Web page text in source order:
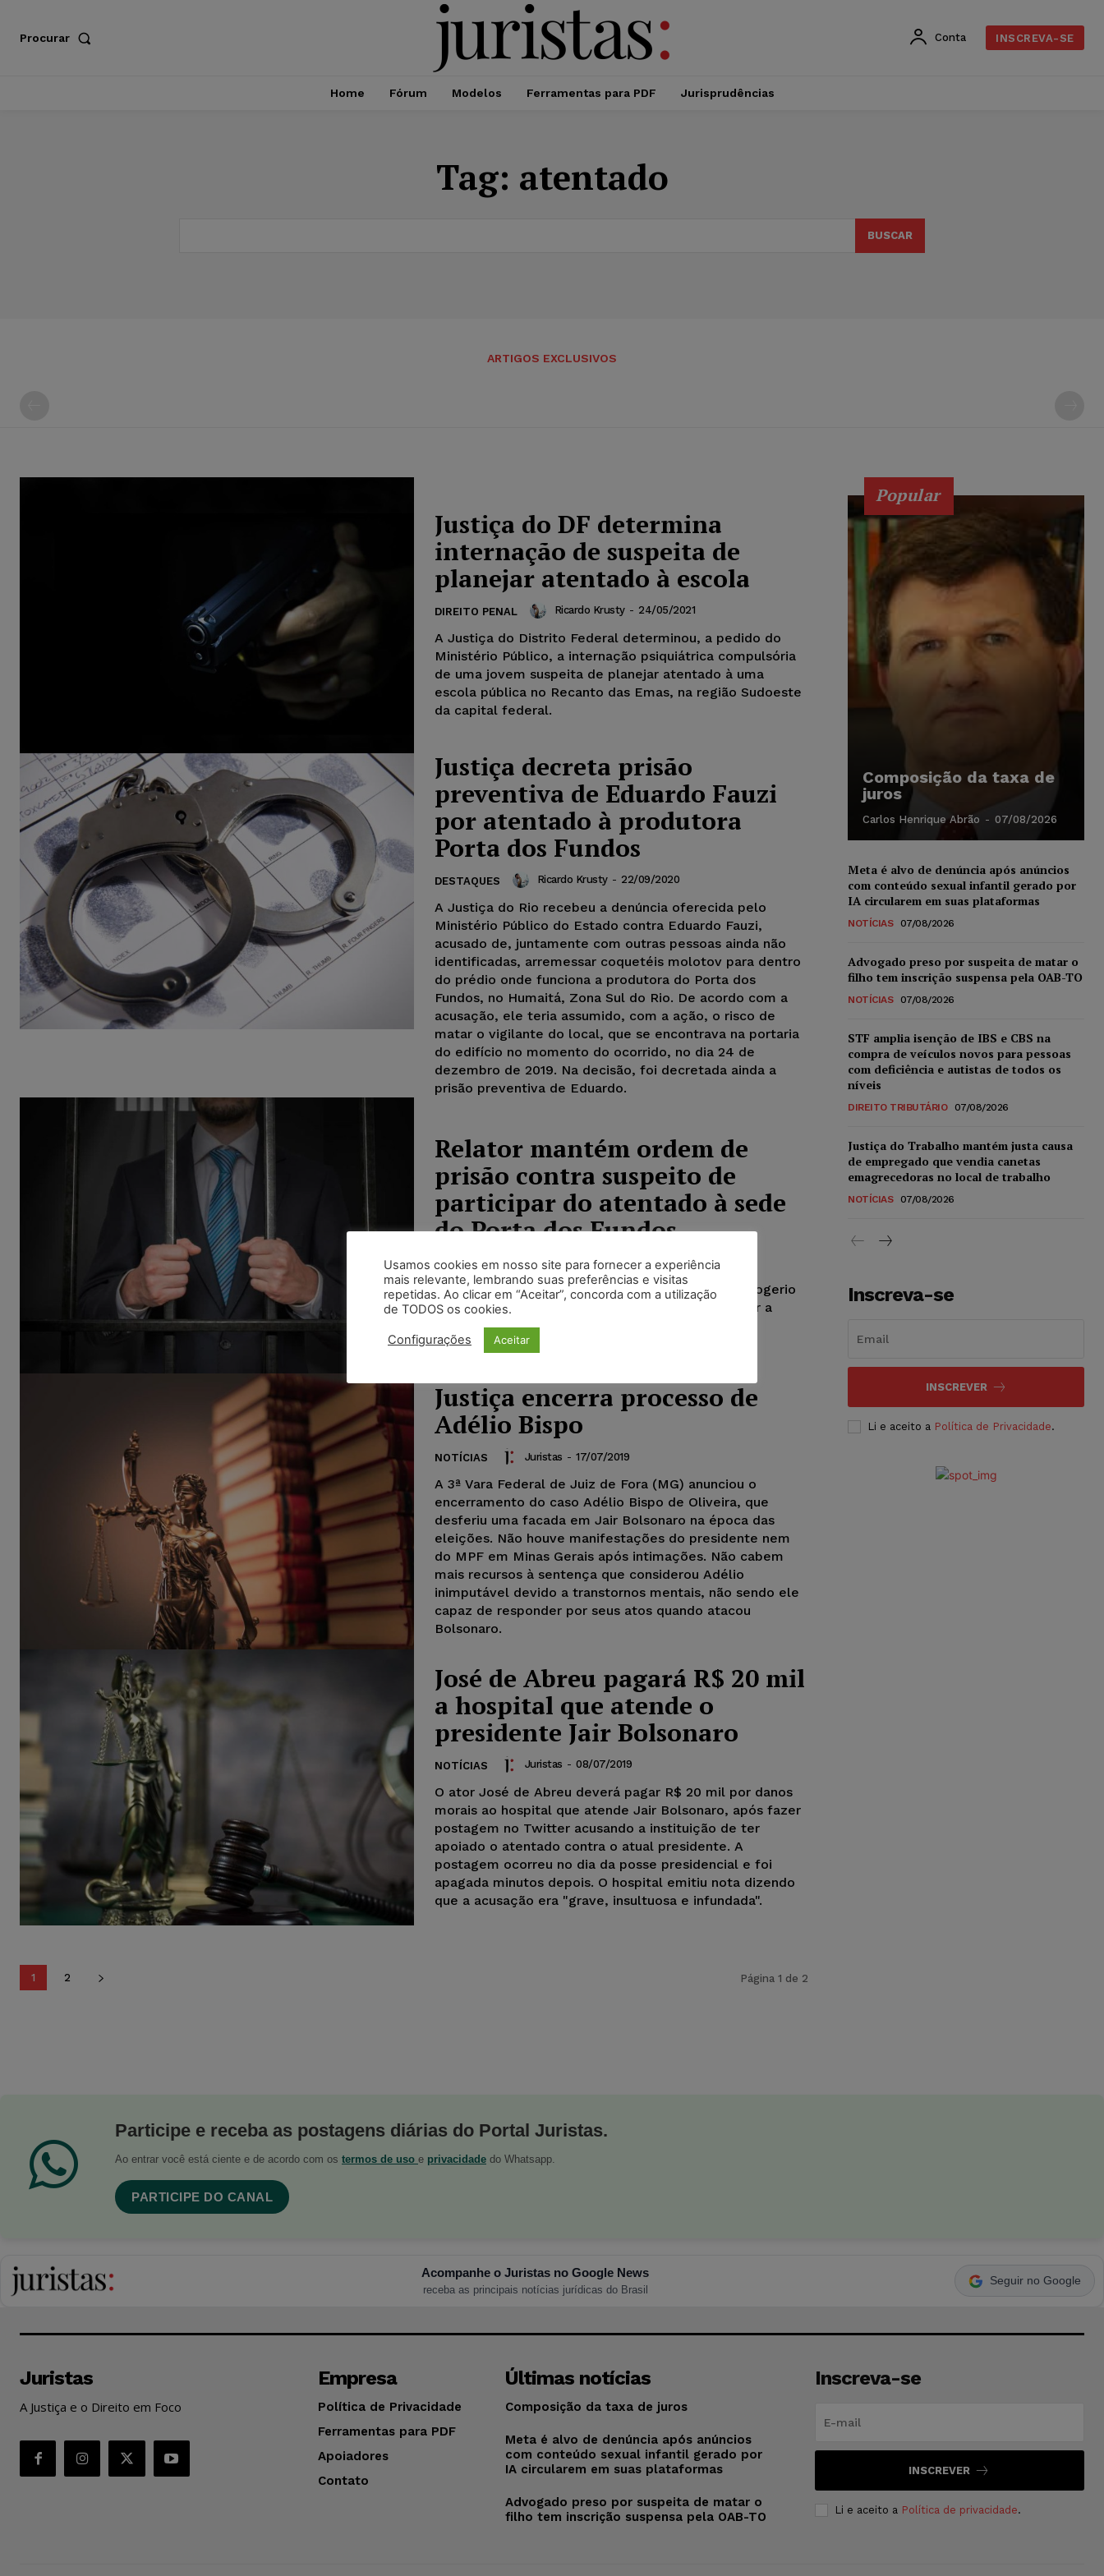
Procurar Conta INSCREVA-SE
Home Fórum Modelos Ferramentas para PDF Jurisprudências
Tag: atentado
BUSCAR
ARTIGOS EXCLUSIVOS
Justiça do DF determina
internação de suspeita de
planejar atentado à escola
DIREITO PENAL Ricardo Krusty - 24/05/2021
A Justiça do Distrito Federal determinou, a pedido do
Ministério Público, a internação psiquiátrica compulsória
de uma jovem suspeita de planejar atentado à uma
escola pública no Recanto das Emas, na região Sudoeste
da capital federal.
Justiça decreta prisão
preventiva de Eduardo Fauzi
por atentado à produtora
Porta dos Fundos
DESTAQUES Ricardo Krusty - 22/09/2020
A Justiça do Rio recebeu a denúncia oferecida pelo
Ministério Público do Estado contra Eduardo Fauzi,
acusado de, juntamente com outras pessoas ainda não
identificadas, arremessar coquetéis molotov para dentro
do prédio onde funciona a produtora do Porta dos
Fundos, no Humaitá, Zona Sul do Rio. De acordo com a
acusação, ele teria assumido, com a ação, o risco de
matar o vigilante do local, que se encontrava na portaria
do edifício no momento do ocorrido, no dia 24 de
dezembro de 2019. Na decisão, foi decretada ainda a
prisão preventiva de Eduardo.
Relator mantém ordem de
prisão contra suspeito de
participar do atentado à sede
do Porta dos Fundos
DESTAQUES Ricardo Krusty - 10/09/2020
​​O ministro do Superior Tribunal de Justiça (STJ) Rogerio
Schietti Cruz negou pedido de liminar para revogar a
ordem de prisão temporária contra o...
Justiça encerra processo de
Adélio Bispo
NOTÍCIAS Juristas - 17/07/2019
A 3ª Vara Federal de Juiz de Fora (MG) anunciou o
encerramento do caso Adélio Bispo de Oliveira, que
desferiu uma facada em Jair Bolsonaro na época das
eleições. Não houve manifestações do presidente nem
do MPF em Minas Gerais após intimações. Não cabem
mais recursos à sentença que considerou Adélio
inimputável devido a transtornos mentais, não sendo ele
capaz de responder por seus atos quando atacou
Bolsonaro.
José de Abreu pagará R$ 20 mil
a hospital que atende o
presidente Jair Bolsonaro
NOTÍCIAS Juristas - 08/07/2019
O ator José de Abreu deverá pagar R$ 20 mil por danos
morais ao hospital que atende Jair Bolsonaro, após fazer
postagem no Twitter acusando a instituição de ter
apoiado o atentado contra o atual presidente. A
postagem ocorreu no dia da posse presidencial e foi
apagada minutos depois. O hospital emitiu nota dizendo
que a acusação era "grave, insultuosa e infundada".
1 2 Página 1 de 2
Popular
Composição da taxa de
juros
Carlos Henrique Abrão - 07/08/2026
Meta é alvo de denúncia após anúncios
com conteúdo sexual infantil gerado por
IA circularem em suas plataformas
NOTÍCIAS 07/08/2026
Advogado preso por suspeita de matar o
filho tem inscrição suspensa pela OAB-TO
NOTÍCIAS 07/08/2026
STF amplia isenção de IBS e CBS na
compra de veículos novos para pessoas
com deficiência e autistas de todos os
níveis
DIREITO TRIBUTÁRIO 07/08/2026
Justiça do Trabalho mantém justa causa
de empregado que vendia canetas
emagrecedoras no local de trabalho
NOTÍCIAS 07/08/2026
Inscreva-se
INSCREVER
Li e aceito a Política de Privacidade.
Participe e receba as postagens diárias do Portal Juristas.
Ao entrar você está ciente e de acordo com os termos de uso e privacidade do Whatsapp.
PARTICIPE DO CANAL
Acompanhe o Juristas no Google News
receba as principais notícias jurídicas do Brasil
Seguir no Google
Juristas
A Justiça e o Direito em Foco
Empresa
Política de Privacidade
Ferramentas para PDF
Apoiadores
Contato
Últimas notícias
Composição da taxa de juros
Meta é alvo de denúncia após anúncios
com conteúdo sexual infantil gerado por
IA circularem em suas plataformas
Advogado preso por suspeita de matar o
filho tem inscrição suspensa pela OAB-TO
Inscreva-se
INSCREVER
Li e aceito a Política de privacidade.
Usamos cookies em nosso site para fornecer a experiência
mais relevante, lembrando suas preferências e visitas
repetidas. Ao clicar em “Aceitar”, concorda com a utilização
de TODOS os cookies.
Configurações Aceitar